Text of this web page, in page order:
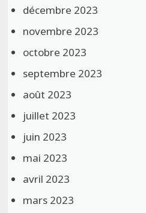
décembre 2023
novembre 2023
octobre 2023
septembre 2023
août 2023
juillet 2023
juin 2023
mai 2023
avril 2023
mars 2023